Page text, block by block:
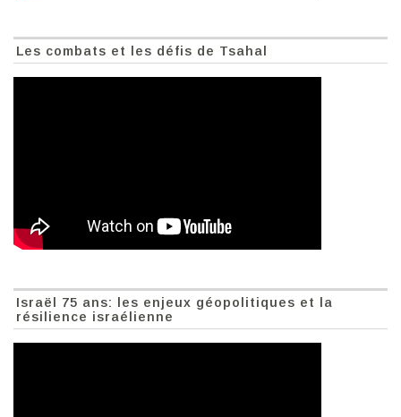
Les combats et les défis de Tsahal
Israël 75 ans: les enjeux géopolitiques et la
résilience israélienne